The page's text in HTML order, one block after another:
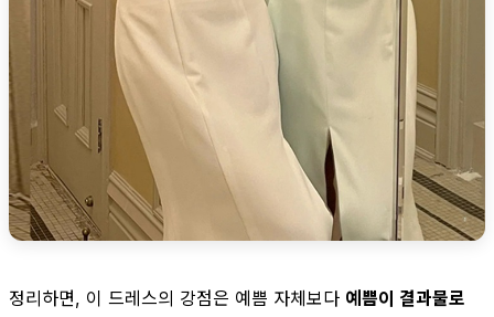
정리하면, 이 드레스의 강점은 예쁨 자체보다 예쁨이 결과물로